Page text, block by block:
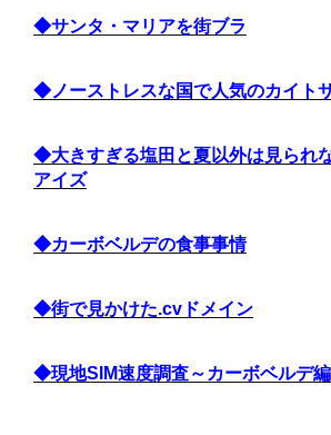
◆サンタ・マリアを街ブラ
◆ノーストレスな国で人気のカイト
◆大きすぎる塩田と夏以外は見られ
アイズ
◆カーボベルデの食事事情
◆街で見かけた.cvドメイン
◆現地SIM速度調査～カーボベルデ